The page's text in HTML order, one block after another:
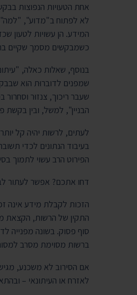
אחת הטעויות הנפוצות
לא לפתוח ב"מדוע", "למה",
המידע. הן עשויות לטעון
כשמבקשים מסמך שקיים
בנוסף, שאלות כאלה,
שמפנים לדוברוּת הוא
שעבר ריכוך, צנזוּר
הבניין", למשל, ובין
לעתים, לרשות יהיה קל
בעיבוד הנתונים לכדי
הפירוט הרב עשוי לתמוך
דחו אתכם? אפשר לעתור
הזכות לקבלת מידע אינה
התקין של הרשות, הקצאת
סוף פסוק. בשונה מפנייה
ברשות מסוימת מסרב
אם הסירוב לא משכנע,
לאזרח או העיתונאי –